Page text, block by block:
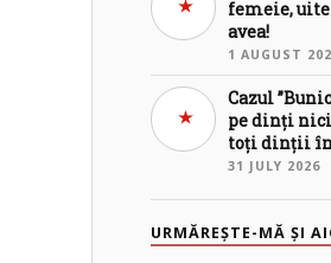
femeie,
avea!
1 AUGUST
Cazul
pe dinți
toți dinții în
31 JULY 2026
URMĂREȘTE-MĂ ȘI